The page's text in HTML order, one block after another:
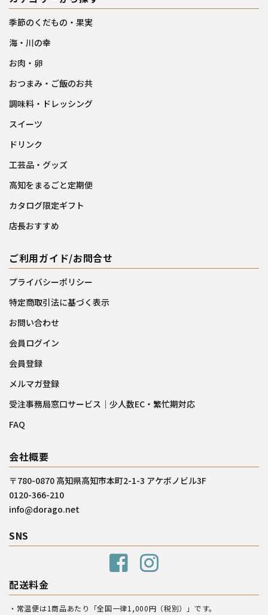
季節のくだもの・果実
海・川の幸
お肉・卵
おつまみ・ご飯のお共
調味料・ドレッシング
スイーツ
ドリンク
工芸品・グッズ
高知をまるごと定期便
カタログ限定ギフト
店長おすすめ
ご利用ガイド/お問合せ
プライバシーポリシー
特定商取引法に基づく表示
お問い合わせ
会員ログイン
会員登録
メルマガ登録
受注事務局窓口サービス｜少人数EC・繁忙期対応
FAQ
会社概要
〒780-0870 高知県高知市本町2-1-3 アケボノビル3F
0120-366-210
info@dorago.net
SNS
配送料金
・常温便は1商品あたり「全国一律1,000円（税別）」です。